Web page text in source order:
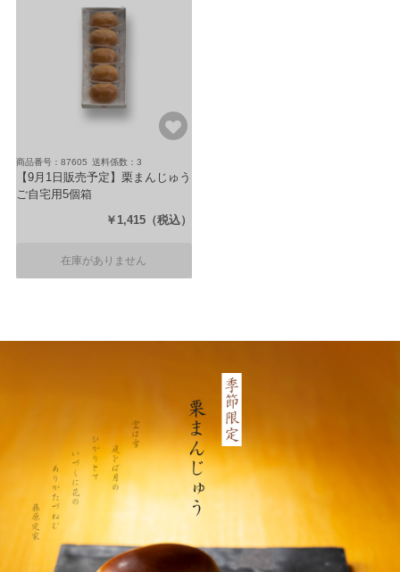
商品番号：87605 送料係数：3
【9月1日販売予定】栗まんじゅう
ご自宅用5個箱
￥1,415 （税込）
在庫がありません